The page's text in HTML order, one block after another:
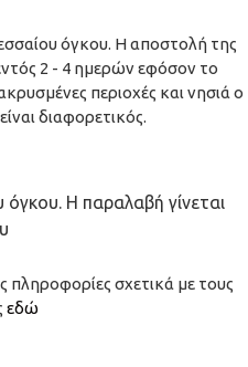
όγκου. Η αποστολή της
2 - 4 ημερών εφόσον το
περιοχές και νησιά ο
διαφορετικός.
όγκου. Η παραλαβή γίνεται
πληροφορίες σχετικά με τους
εδώ